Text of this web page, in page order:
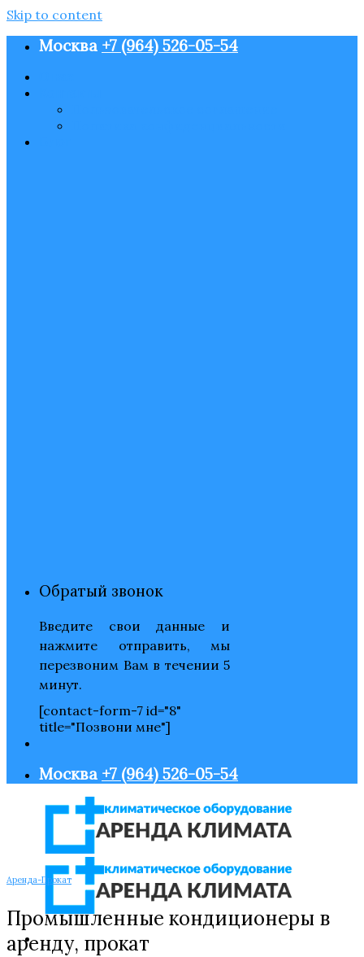
Skip to content
Москва +7 (964) 526-05-54
Обратый звонок
Введите свои данные и
нажмите отправить, мы
перезвоним Вам в течении 5
минут.
[contact-form-7 id="8"
title="Позвони мне"]
Москва +7 (964) 526-05-54
Аренда-Прокат
Промышленные кондиционеры в
аренду, прокат